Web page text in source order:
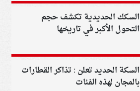
السكك الحديدية تكشف حجم
التحول الأكبر في تاريخها
السكة الحديد تعلن : تذاكر القطارات
بالمجان لهذه الفئات